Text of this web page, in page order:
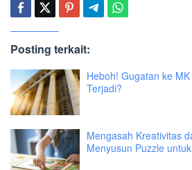
Posting terkait:
Heboh! Gugatan ke
Terjadi?
Mengasah Kreativitas
Menyusun Puzzle